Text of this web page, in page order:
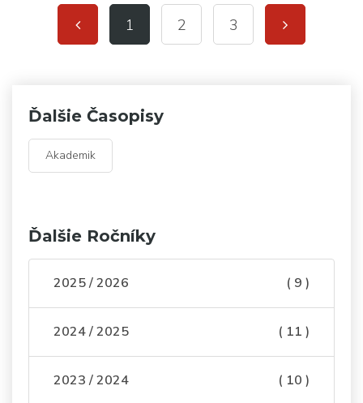
1 2 3
Ďalšie Časopisy
Akademik
Ďalšie Ročníky
2025 / 2026 ( 9 )
2024 / 2025 ( 11 )
2023 / 2024 ( 10 )